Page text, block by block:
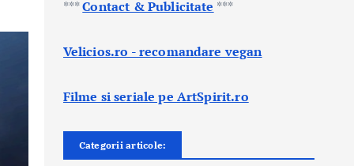
***Contact & Publicitate ***
Velicios.ro - recomandare vegan
Filme si seriale pe ArtSpirit.ro
Categorii articole: